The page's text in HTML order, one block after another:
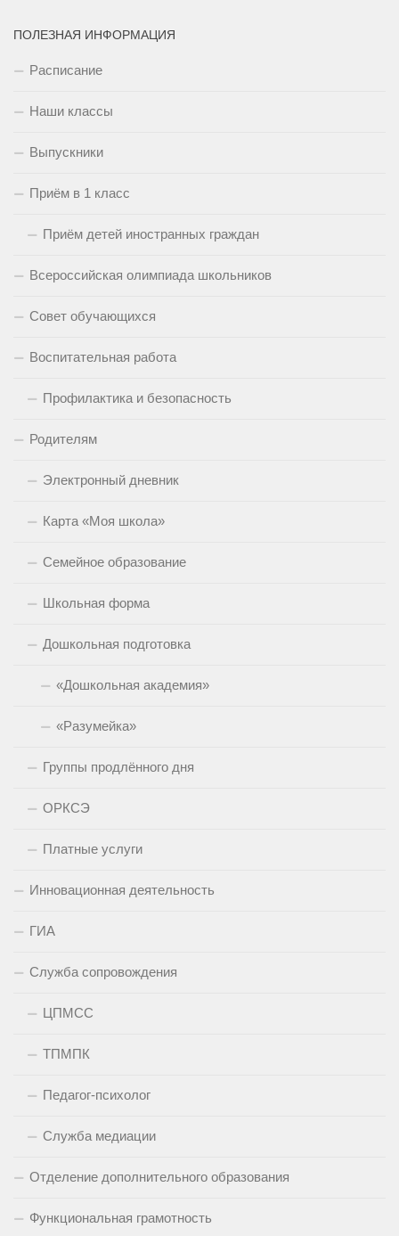
ПОЛЕЗНАЯ ИНФОРМАЦИЯ
Расписание
Наши классы
Выпускники
Приём в 1 класс
Приём детей иностранных граждан
Всероссийская олимпиада школьников
Совет обучающихся
Воспитательная работа
Профилактика и безопасность
Родителям
Электронный дневник
Карта «Моя школа»
Семейное образование
Школьная форма
Дошкольная подготовка
«Дошкольная академия»
«Разумейка»
Группы продлённого дня
ОРКСЭ
Платные услуги
Инновационная деятельность
ГИА
Служба сопровождения
ЦПМСС
ТПМПК
Педагог-психолог
Служба медиации
Отделение дополнительного образования
Функциональная грамотность